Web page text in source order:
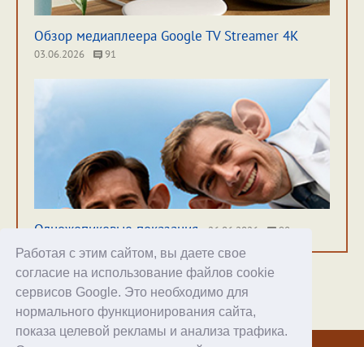
Работая с этим сайтом, вы даете свое
согласие на использование файлов cookie
сервисов Google. Это необходимо для
нормального функционирования сайта,
показа целевой рекламы и анализа трафика.
Обзор медиаплеера Google TV Streamer 4K
03.06.2026 91
Одножопиковые показания 26.06.2026 98
Хостинг